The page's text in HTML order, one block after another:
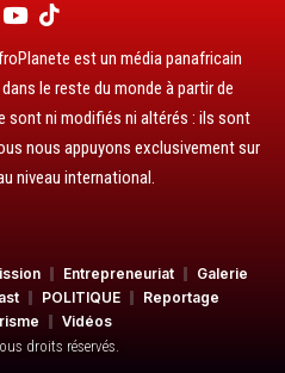
est un média panafricain
le reste du monde à partir de
sont ni modifiés ni altérés : ils sont
nous appuyons exclusivement sur
niveau international.
Entrepreneuriat
Galerie
POLITIQUE
Reportage
Vidéos
droits réservés.